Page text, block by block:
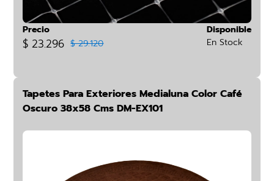
Precio
$ 23.296 $ 29.120
Disponible
En Stock
Tapetes Para Exteriores Medialuna Color Café
Oscuro 38x58 Cms DM-EX101